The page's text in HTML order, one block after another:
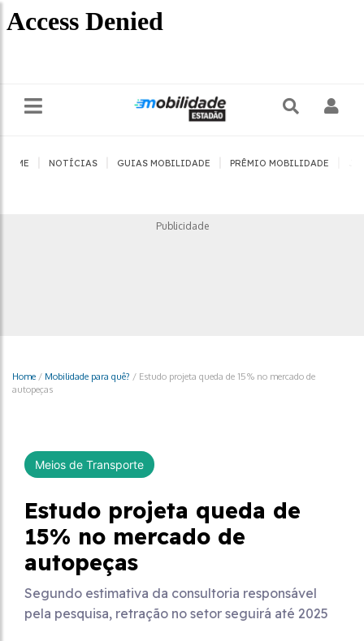
HOME NOTÍCIAS GUIAS MOBILIDADE PRÊMIO MOBILIDADE
Publicidade
Home / Mobilidade para quê? / Estudo projeta queda de 15% no mercado de
autopeças
Meios de Transporte
Estudo projeta queda de
15% no mercado de
autopeças
Segundo estimativa da consultoria responsável
pela pesquisa, retração no setor seguirá até 2025